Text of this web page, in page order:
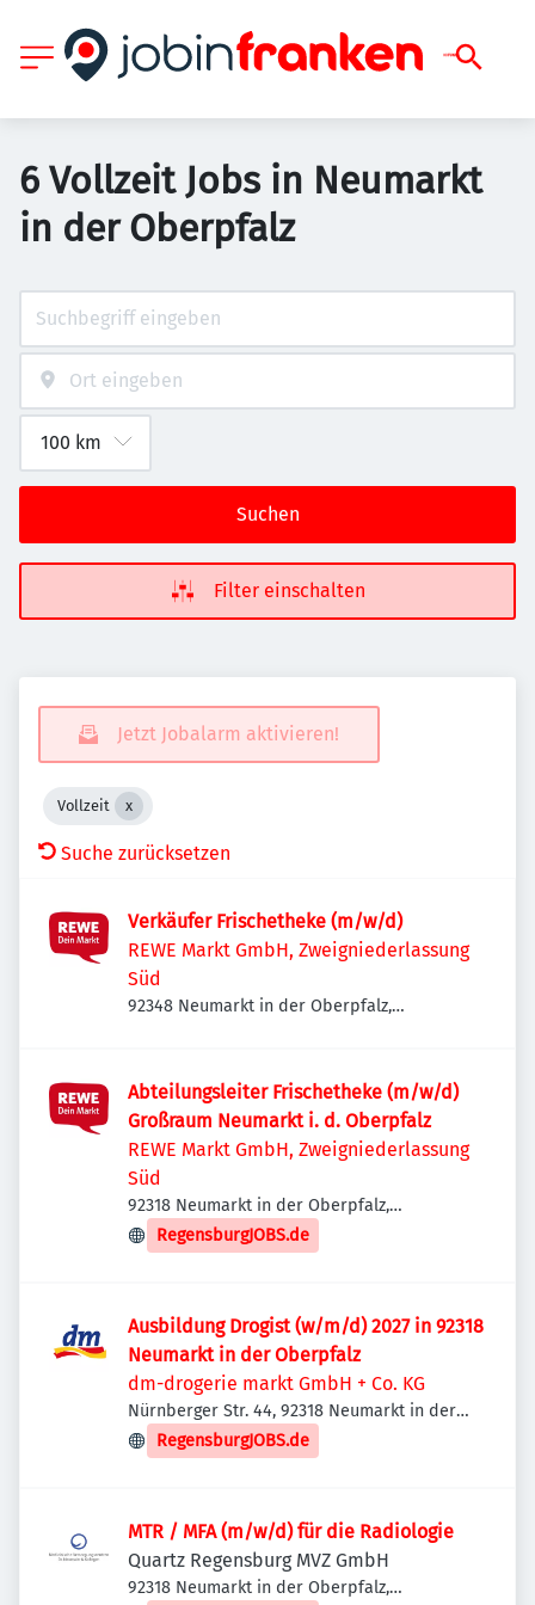
6 Vollzeit Jobs in Neumarkt
in der Oberpfalz
Suchen
Filter einschalten
Jetzt Jobalarm aktivieren!
Vollzeit
Suche zurücksetzen
Verkäufer Frischetheke (m/w/d)
REWE Markt GmbH, Zweigniederlassung
Süd
92348 Neumarkt in der Oberpfalz,
Abteilungsleiter Frischetheke (m/w/d)
Großraum Neumarkt i. d. Oberpfalz
REWE Markt GmbH, Zweigniederlassung
Süd
92318 Neumarkt in der Oberpfalz,
Deutschland
RegensburgJOBS.de
Ausbildung Drogist (w/m/d) 2027 in 92318
Neumarkt in der Oberpfalz
dm-drogerie markt GmbH + Co. KG
Nürnberger Str. 44, 92318 Neumarkt in der
Oberpfalz, Deutschland
RegensburgJOBS.de
MTR / MFA (m/w/d) für die Radiologie
Quartz Regensburg MVZ GmbH
92318 Neumarkt in der Oberpfalz,